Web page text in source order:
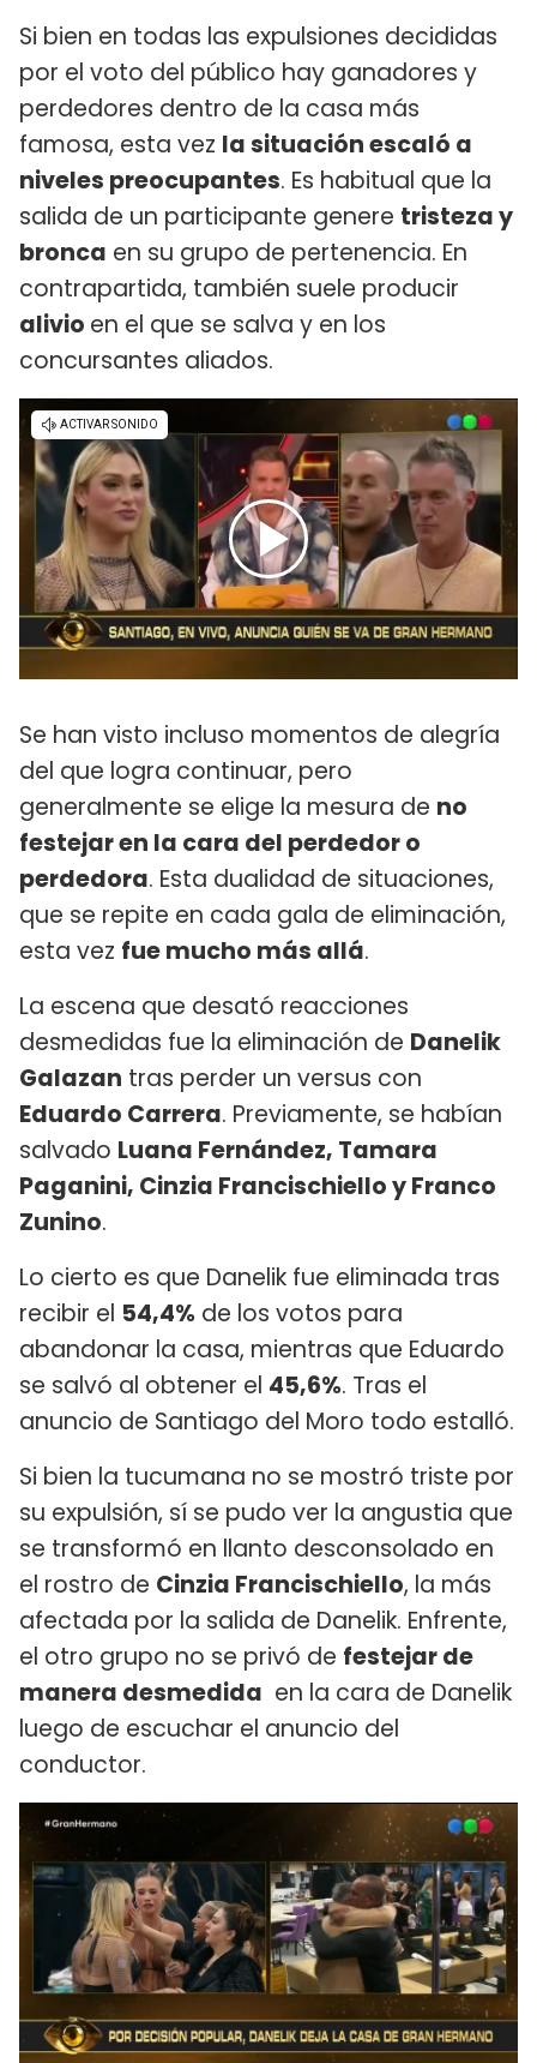
Si bien en todas las expulsiones decididas
por el voto del público hay ganadores y
perdedores dentro de la casa más
famosa, esta vez la situación escaló a
niveles preocupantes. Es habitual que la
salida de un participante genere tristeza y
bronca en su grupo de pertenencia. En
contrapartida, también suele producir
alivio en el que se salva y en los
concursantes aliados.
Se han visto incluso momentos de alegría
del que logra continuar, pero
generalmente se elige la mesura de no
festejar en la cara del perdedor o
perdedora. Esta dualidad de situaciones,
que se repite en cada gala de eliminación,
esta vez fue mucho más allá.
La escena que desató reacciones
desmedidas fue la eliminación de Danelik
Galazan tras perder un versus con
Eduardo Carrera. Previamente, se habían
salvado Luana Fernández, Tamara
Paganini, Cinzia Francischiello y Franco
Zunino.
Lo cierto es que Danelik fue eliminada tras
recibir el 54,4% de los votos para
abandonar la casa, mientras que Eduardo
se salvó al obtener el 45,6%. Tras el
anuncio de Santiago del Moro todo estalló.
Si bien la tucumana no se mostró triste por
su expulsión, sí se pudo ver la angustia que
se transformó en llanto desconsolado en
el rostro de Cinzia Francischiello, la más
afectada por la salida de Danelik. Enfrente,
el otro grupo no se privó de festejar de
manera desmedida en la cara de Danelik
luego de escuchar el anuncio del
conductor.